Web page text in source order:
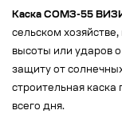
Каска СОМЗ-55
сельском
высоты или ударов
защиту от
строительная каска
всего дня.